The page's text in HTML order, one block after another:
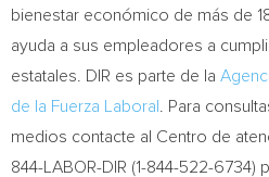
bienestar económico de más de
ayuda a sus empleadores a
estatales. DIR es parte de la
de la Fuerza Laboral
. Para
medios contacte al Centro de
844-LABOR-DIR (1-844-522-6734)